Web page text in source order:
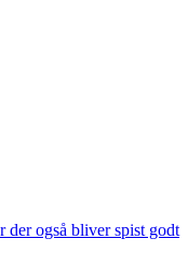
også bliver spist godt